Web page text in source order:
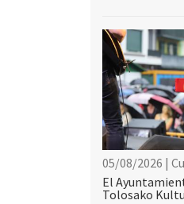
05/08/2026 |
El
Tolosako